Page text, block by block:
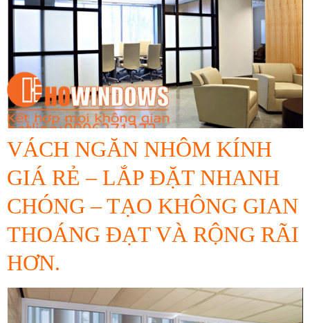
VÁCH NGĂN NHÔM KÍNH
GIÁ RẺ – LẮP ĐẶT NHANH
CHÓNG – TẠO KHÔNG GIAN
THOÁNG ĐẠT VÀ RỘNG RÃI
HƠN.